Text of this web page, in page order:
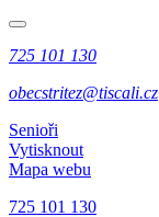
725 101 130
obecstritez@tiscali.cz
Senioři
Vytisknout
Mapa webu
725 101 130